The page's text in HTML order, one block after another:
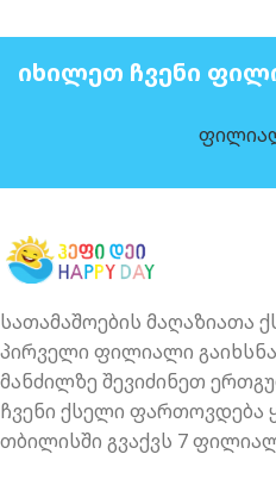
ᲘᲮᲘᲚᲔᲗ ᲩᲕᲔᲜᲘ
სათამაშოების მაღაზიათა
პირველი ფილიალი
მანძილზე შევიძინეთ
ჩვენი ქსელი ფართოვდება
თბილისში გვაქვს 7